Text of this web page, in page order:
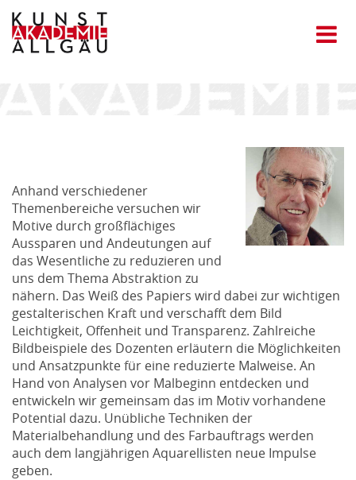
Anhand verschiedener
Themenbereiche versuchen wir
Motive durch großflächiges
Aussparen und Andeutungen auf
das Wesentliche zu reduzieren und
uns dem Thema Abstraktion zu
nähern. Das Weiß des Papiers wird dabei zur wichtigen
gestalterischen Kraft und verschafft dem Bild
Leichtigkeit, Offenheit und Transparenz. Zahlreiche
Bildbeispiele des Dozenten erläutern die Möglichkeiten
und Ansatzpunkte für eine reduzierte Malweise. An
Hand von Analysen vor Malbeginn entdecken und
entwickeln wir gemeinsam das im Motiv vorhandene
Potential dazu. Unübliche Techniken der
Materialbehandlung und des Farbauftrags werden
auch dem langjährigen Aquarellisten neue Impulse
geben.